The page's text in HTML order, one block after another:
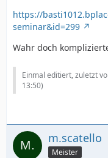
https://
seminar&id=299
Wahr doch
Einmal editiert, zuletzt
13:50)
m.scatello
Meister